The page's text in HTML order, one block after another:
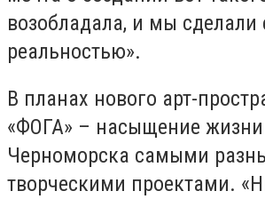
возобладала, и мы сделали
реальностью».
В планах нового арт-
«ФОГА» – насыщение жизни
Черноморска самыми
творческими проектами.